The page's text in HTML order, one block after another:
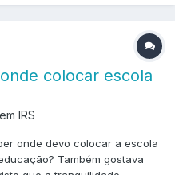
colocar escola
IRS
onde devo colocar a escola
Também gostava